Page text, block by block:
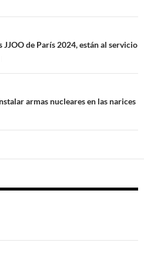
de París 2024, están al servicio
armas nucleares en las narices